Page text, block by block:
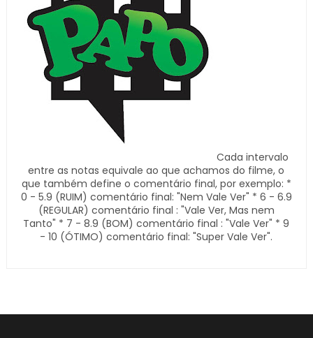
Cada intervalo
entre as notas equivale ao que achamos do filme, o
que também define o comentário final, por exemplo: *
0 - 5.9 (RUIM) comentário final: "Nem Vale Ver" * 6 - 6.9
(REGULAR) comentário final : "Vale Ver, Mas nem
Tanto" * 7 - 8.9 (BOM) comentário final : "Vale Ver" * 9
- 10 (ÓTIMO) comentário final: "Super Vale Ver".